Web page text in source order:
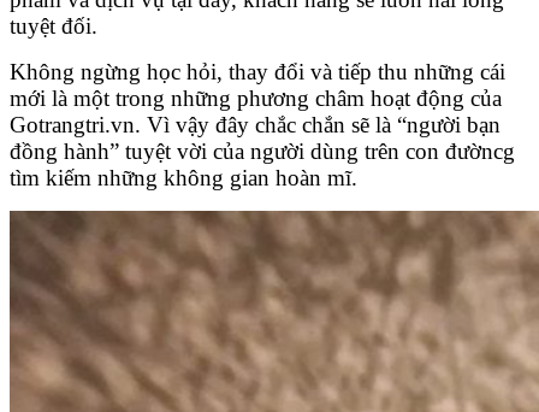
tuyệt đối.
Không ngừng học hỏi, thay đổi và tiếp thu những cái
mới là một trong những phương châm hoạt động của
Gotrangtri.vn. Vì vậy đây chắc chắn sẽ là “người bạn
đồng hành” tuyệt vời của người dùng trên con đườncg
tìm kiếm những không gian hoàn mĩ.